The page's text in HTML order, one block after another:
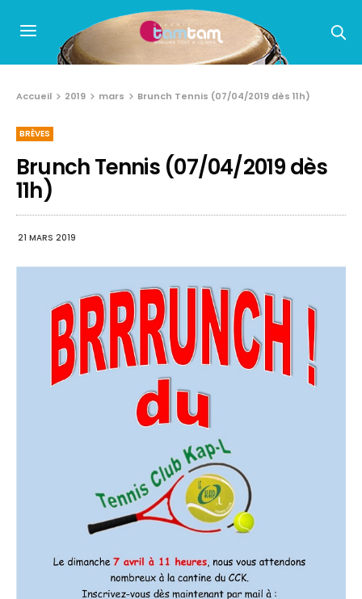
Accueil 2019 mars Brunch Tennis (07/04/2019 dès 11h)
BRÈVES
Brunch Tennis (07/04/2019 dès
11h)
21 MARS 2019